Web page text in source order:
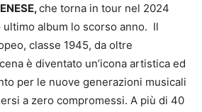
che torna in tour nel 2024
ultimo album lo scorso anno. Il
classe 1945, da oltre
è diventato un’icona artistica ed
per le nuove generazioni musicali
a zero compromessi. A più di 40